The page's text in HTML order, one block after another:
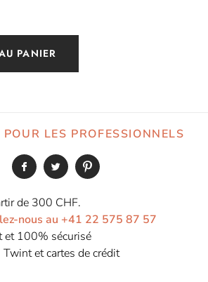
PANIER
LES PROFESSIONNELS
de 300 CHF.
nous au +41 22 575 87 57
et 100% sécurisé
et cartes de crédit